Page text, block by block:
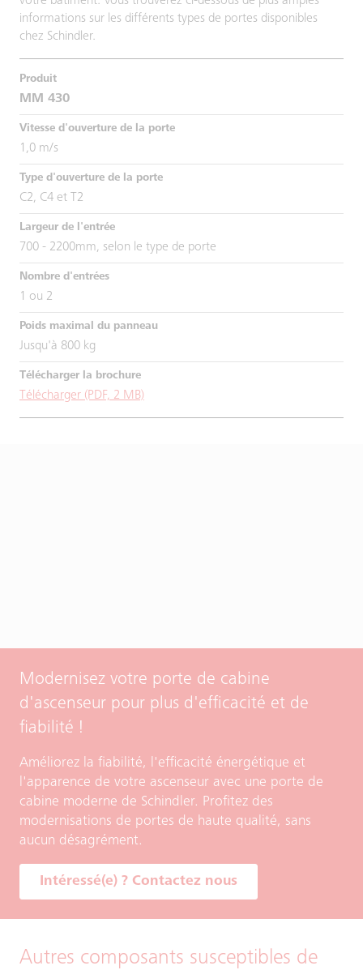
informations sur les différents types de portes disponibles
chez Schindler.
MM 430
1,0 m/s
C2, C4 et T2
700 - 2200mm, selon le type de porte
1 ou 2
Jusqu'à 800 kg
Télécharger (PDF, 2 MB)
Modernisez votre porte de cabine
d'ascenseur pour plus d'efficacité et de
fiabilité !
Améliorez la fiabilité, l'efficacité énergétique et
l'apparence de votre ascenseur avec une porte de
cabine moderne de Schindler. Profitez des
modernisations de portes de haute qualité, sans
aucun désagrément.
Intéressé(e) ? Contactez nous
Autres composants susceptibles de